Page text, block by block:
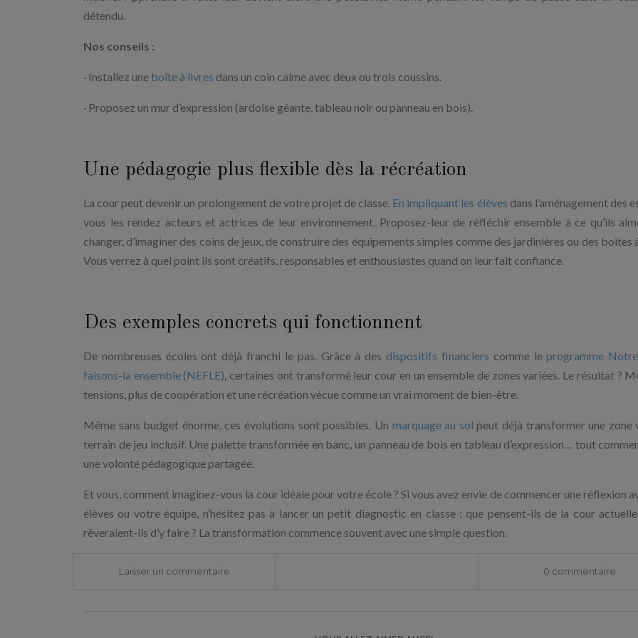
détendu.
Nos conseils :
· Installez une boîte à livres dans un coin calme avec deux ou trois coussins.
· Proposez un mur d’expression (ardoise géante, tableau noir ou panneau en bois).
Une pédagogie plus flexible dès la récréation
La cour peut devenir un prolongement de votre projet de classe. En impliquant les élèves dans l’aménagement des
vous les rendez acteurs et actrices de leur environnement. Proposez-leur de réfléchir ensemble à ce qu’ils
changer, d’imaginer des coins de jeux, de construire des équipements simples comme des jardinières ou des boîtes
Vous verrez à quel point ils sont créatifs, responsables et enthousiastes quand on leur fait confiance.
Des exemples concrets qui fonctionnent
De nombreuses écoles ont déjà franchi le pas. Grâce à des dispositifs financiers comme leprogramme
faisons-la ensemble (NEFLE), certaines ont transformé leur cour en un ensemble de zones variées. Le résultat ?
tensions, plus de coopération et une récréation vécue comme un vrai moment de bien-être.
Même sans budget énorme, ces évolutions sont possibles. Un marquage au sol peut déjà transformer une zone
terrain de jeu inclusif. Une palette transformée en banc, un panneau de bois en tableau d’expression… tout
une volonté pédagogique partagée.
Et vous, comment imaginez-vous la cour idéale pour votre école ? Si vous avez envie de commencer une réflexion
élèves ou votre équipe, n’hésitez pas à lancer un petit diagnostic en classe : que pensent-ils de la cour
rêveraient-ils d’y faire ? La transformation commence souvent avec une simple question.
Laisser un commentaire 0 commentaire